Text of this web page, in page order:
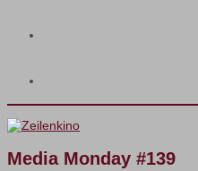
Media Monday #139